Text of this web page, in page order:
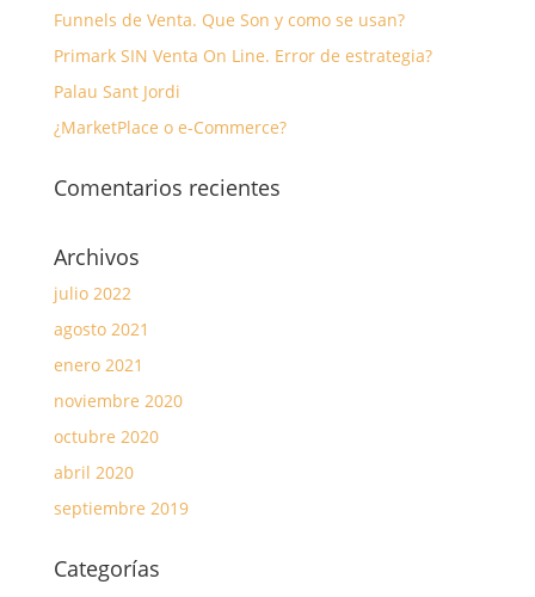
Funnels de Venta. Que Son y como se usan?
Primark SIN Venta On Line. Error de estrategia?
Palau Sant Jordi
¿MarketPlace o e-Commerce?
Comentarios recientes
Archivos
julio 2022
agosto 2021
enero 2021
noviembre 2020
octubre 2020
abril 2020
septiembre 2019
Categorías